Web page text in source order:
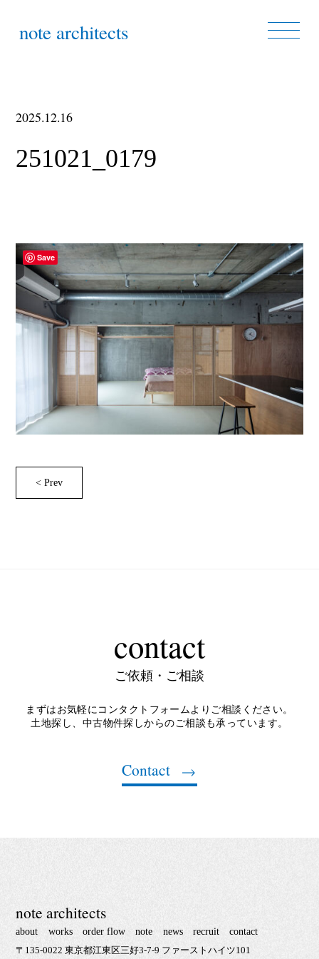
note architects
2025.12.16
251021_0179
< Prev
contact
ご依頼・ご相談
まずはお気軽にコンタクトフォームよりご相談ください。
土地探し、中古物件探しからのご相談も承っています。
Contact
note architects
about works order flow note news recruit contact
〒135-0022 東京都江東区三好3-7-9 ファーストハイツ101
Save